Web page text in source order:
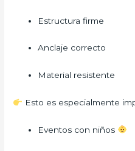
Estructura firme
Anclaje correcto
Material resistente
Esto es especialmente
Eventos con niños